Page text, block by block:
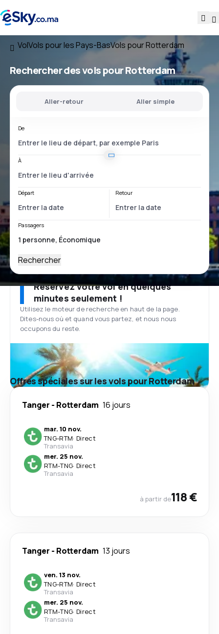
VolVols pour les Pays-BasVols pour Rotterdam
Rechercher des vols pour Rotterdam
Aller-retour Aller simple
De
À
Départ Retour
Passagers
Rechercher
Réservez votre vol en quelques
minutes seulement !
Utilisez le moteur de recherche en haut de la page.
Dites-nous où et quand vous partez, et nous nous
occupons du reste.
Offres spéciales sur les vols pour Rotterdam
Tanger - Rotterdam 16 jours
mar. 10 nov.
TNG-RTM· Direct
Transavia
mer. 25 nov.
RTM-TNG· Direct
Transavia
à partir de118 €
Tanger - Rotterdam 13 jours
ven. 13 nov.
TNG-RTM· Direct
Transavia
mer. 25 nov.
RTM-TNG· Direct
Transavia